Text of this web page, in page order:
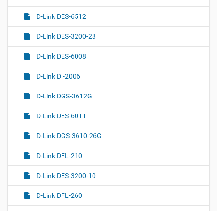
D-Link DES-6512
D-Link DES-3200-28
D-Link DES-6008
D-Link DI-2006
D-Link DGS-3612G
D-Link DES-6011
D-Link DGS-3610-26G
D-Link DFL-210
D-Link DES-3200-10
D-Link DFL-260